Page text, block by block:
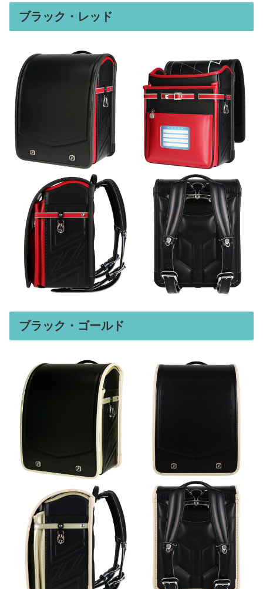
ブラック・レッド
ブラック・ゴールド